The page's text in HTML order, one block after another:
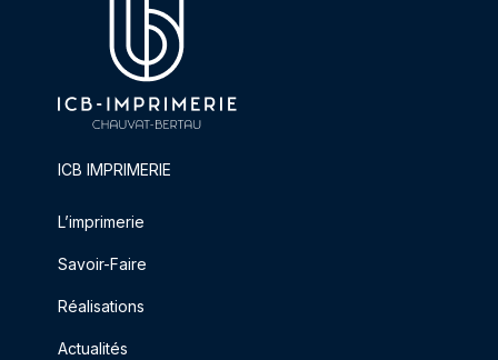
ICB IMPRIMERIE
L’imprimerie
Savoir-Faire
Réalisations
Actualités